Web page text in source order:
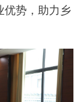
优势，助力乡